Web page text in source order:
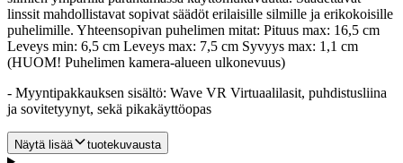
linssit mahdollistavat sopivat säädöt erilaisille silmille ja erikokoisille
puhelimille. Yhteensopivan puhelimen mitat: Pituus max: 16,5 cm
Leveys min: 6,5 cm Leveys max: 7,5 cm Syvyys max: 1,1 cm
(HUOM! Puhelimen kamera-alueen ulkonevuus)
- Myyntipakkauksen sisältö: Wave VR Virtuaalilasit, puhdistusliina
ja sovitetyynyt, sekä pikakäyttöopas
Näytä lisää tuotekuvausta